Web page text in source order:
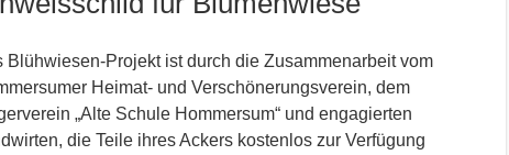
Blühwiesen-Projekt ist durch die Zusammenarbeit vom
Heimat- und Verschönerungsverein, dem
„Alte Schule Hommersum“ und engagierten
die Teile ihres Ackers kostenlos zur Verfügung